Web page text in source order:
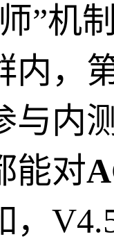
”机
内，
与内
能对
，